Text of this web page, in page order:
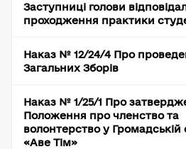
Заступниці голови
проходження практики
Наказ № 12/24/4 Про
Загальних Зборів
Наказ № 1/25/1 Про
Положення про членство та
волонтерство у Громадській
«Аве Тім»